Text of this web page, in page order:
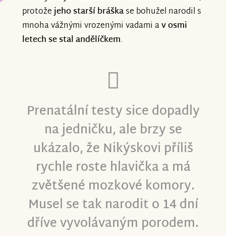
Děkujeme, že jste součástí naší cesty.
protožejeho starší bráškase bohužel narodil s
mnoha vážnými vrozenými vadami av osmi
letech se stal andělíčkem.
Prenatální testy sice dopadly
na jedničku, ale brzy se
ukázalo, že Nikýskovi příliš
rychle roste hlavička a má
zvětšené mozkové komory.
Musel se tak narodit o 14 dní
dříve vyvolávaným porodem.